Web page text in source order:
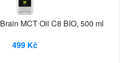
MCT Oil C8 BIO, 500 ml
499 Kč